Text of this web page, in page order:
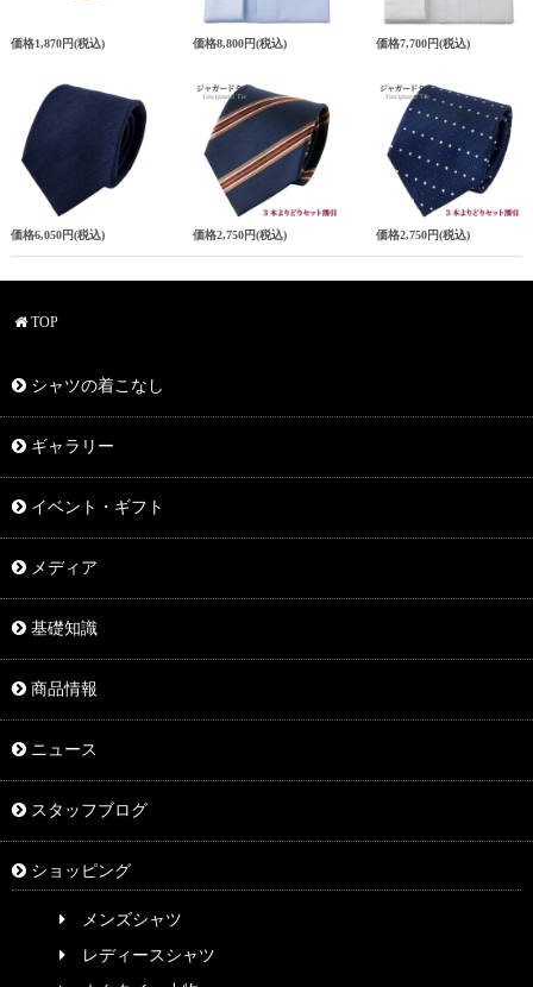
価格1,870円(税込) 価格8,800円(税込) 価格7,700円(税込)
価格6,050円(税込) 価格2,750円(税込) 価格2,750円(税込)
TOP
シャツの着こなし
ギャラリー
イベント・ギフト
メディア
基礎知識
商品情報
ニュース
スタッフブログ
ショッピング
メンズシャツ
レディースシャツ